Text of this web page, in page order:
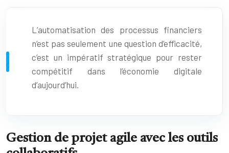
L’automatisation des processus financiers
n’est pas seulement une question d’efficacité,
c’est un impératif stratégique pour rester
compétitif dans l’économie digitale
d’aujourd’hui.
Gestion de projet agile avec les outils